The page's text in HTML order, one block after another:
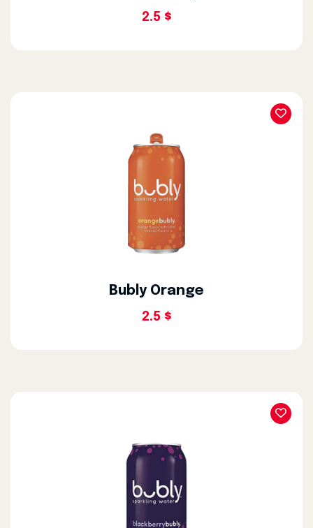
2.5 $
Bubly Orange
2.5 $